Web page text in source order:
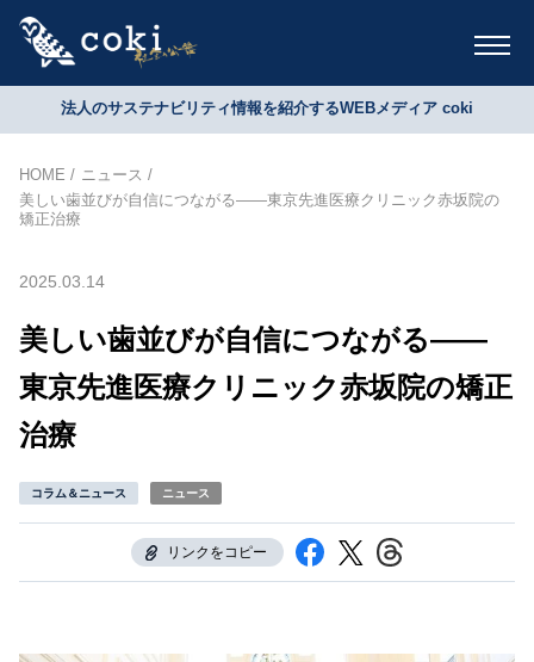
法人のサステナビリティ情報を紹介するWEBメディア coki
HOME
ニュース
美しい歯並びが自信につながる——東京先進医療クリニック赤坂院の
矯正治療
2025.03.14
美しい歯並びが自信につながる——
東京先進医療クリニック赤坂院の矯正
治療
コラム＆ニュース ニュース
リンクをコピー